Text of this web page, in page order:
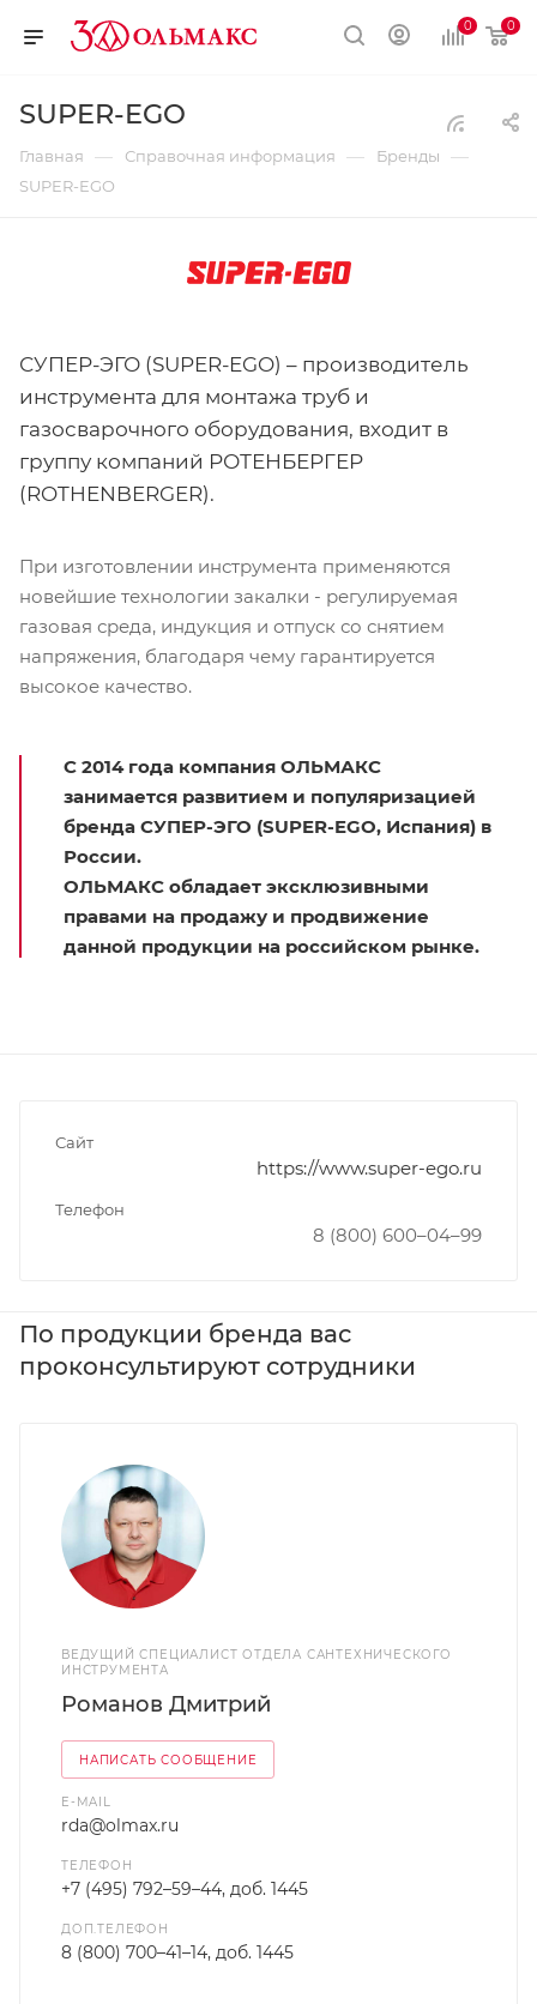
0 0
SUPER-EGO
Главная — Справочная информация — Бренды —
SUPER-EGO
СУПЕР-ЭГО (SUPER-EGO) – производитель
инструмента для монтажа труб и
газосварочного оборудования, входит в
группу компаний РОТЕНБЕРГЕР
(ROTHENBERGER).
При изготовлении инструмента применяются
новейшие технологии закалки - регулируемая
газовая среда, индукция и отпуск со снятием
напряжения, благодаря чему гарантируется
высокое качество.
С 2014 года компания ОЛЬМАКС
занимается развитием и популяризацией
бренда СУПЕР-ЭГО (SUPER-EGO, Испания) в
России.
ОЛЬМАКС обладает эксклюзивными
правами на продажу и продвижение
данной продукции на российском рынке.
Сайт
https://www.super-ego.ru
Телефон
8 (800) 600–04–99
По продукции бренда вас
проконсультируют сотрудники
ВЕДУЩИЙ СПЕЦИАЛИСТ ОТДЕЛА САНТЕХНИЧЕСКОГО
ИНСТРУМЕНТА
Романов Дмитрий
НАПИСАТЬ СООБЩЕНИЕ
E-MAIL
rda@olmax.ru
ТЕЛЕФОН
+7 (495) 792–59–44, доб. 1445
ДОП.ТЕЛЕФОН
8 (800) 700–41–14, доб. 1445